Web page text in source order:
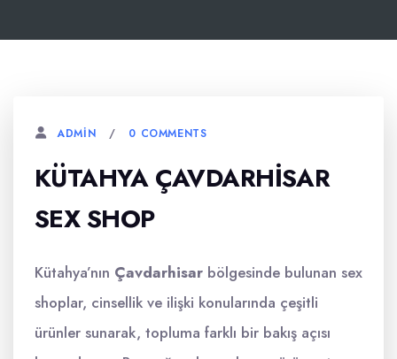
ADMIN 0 COMMENTS
KÜTAHYA ÇAVDARHISAR
SEX SHOP
Kütahya’nın Çavdarhisar bölgesinde bulunan sex
shoplar, cinsellik ve ilişki konularında çeşitli
ürünler sunarak, topluma farklı bir bakış açısı